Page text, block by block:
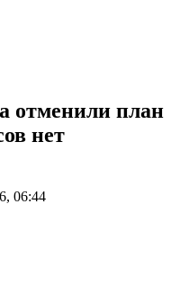
отменили план
нет
06:44